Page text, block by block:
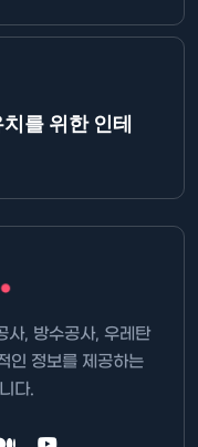
를 위한 인테
사, 방수공사, 우레탄
인 정보를 제공하는
다.